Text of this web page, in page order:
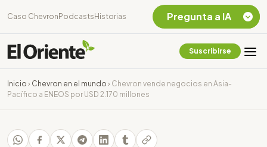
Caso Chevron Podcasts Historias
Suscribirse
Inicio › Chevron en el mundo › Chevron vende negocios en Asia-
Pacífico a ENEOS por USD 2.170 millones
Pregunta a IA
Chevron Ecuador